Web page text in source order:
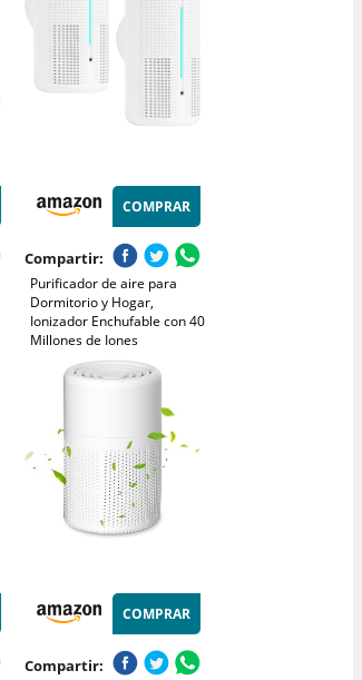
COMPRAR
Compartir:
Purificador de aire para
Dormitorio y Hogar,
Ionizador Enchufable con 40
Millones de Iones
Negativos, Purificador de
aire Silencioso Sin Filtro
COMPRAR
Compartir: